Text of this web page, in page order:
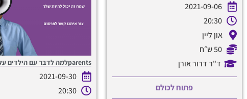
2021-09-06
20:30
און ליין
50 ש״ח
ד"ר דרור אורן
פתוח לכולם
parentsלמה לדבר עם הילדים על הגירושים?
2021-09-30
20:30